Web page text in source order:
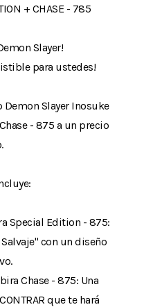
+ CHASE - 785
Slayer!
para ustedes!
Demon Slayer Inosuke
- 875 a un precio
Special Edition - 875:
con un diseño
Chase - 875: Una
que te hará